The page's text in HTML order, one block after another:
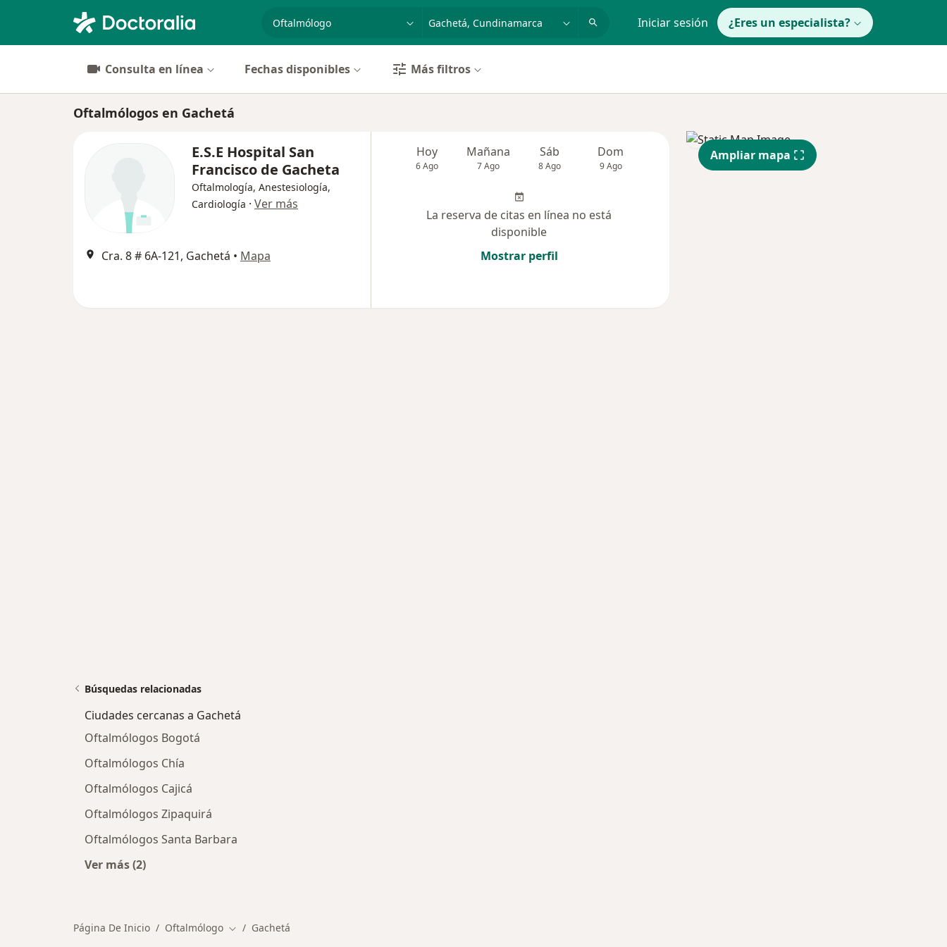
especialidad, enfermedad o nombrep. ej. Bogotá Iniciar sesión ¿Eres un especialista?
Consulta en línea Fechas disponibles Más filtros
Oftalmólogos en Gachetá
E.S.E Hospital San
Francisco de Gacheta
Oftalmología, Anestesiología,
Cardiología · Ver más
Cra. 8 # 6A-121, Gachetá • Mapa
Hoy
6 Ago
Mañana
7 Ago
Sáb
8 Ago
Dom
9 Ago
Mar
11 Ago
Mié
12 Ago
La reserva de citas en línea no está
disponible
Mostrar perfil
Ampliar mapa
Búsquedas relacionadas
Ciudades cercanas a Gachetá
Oftalmólogos Bogotá
Oftalmólogos Chía
Oftalmólogos Cajicá
Oftalmólogos Zipaquirá
Oftalmólogos Santa Barbara
Ver más (2)
Página De Inicio Oftalmólogo Cambiar de ciudad
Gachetá